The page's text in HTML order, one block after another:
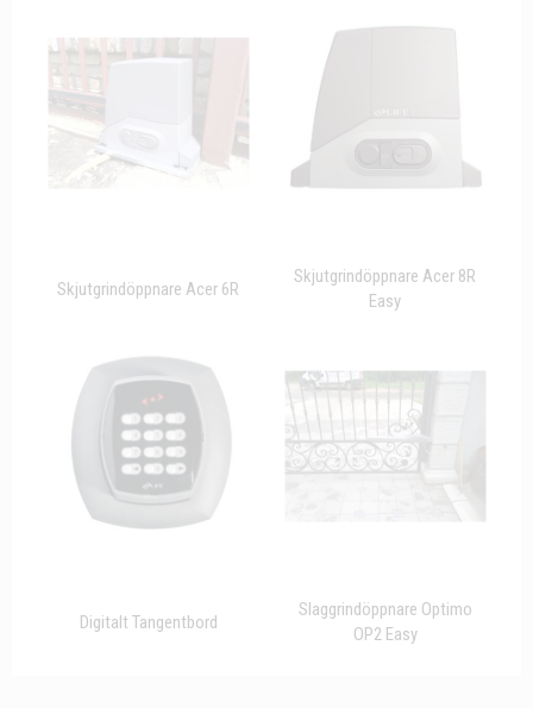
Skjutgrindöppnare Acer 6R
Skjutgrindöppnare Acer 8R
Easy
Digitalt Tangentbord
Slaggrindöppnare Optimo
OP2 Easy